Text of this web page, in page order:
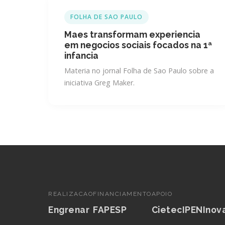
FOLHA DE SAO PAULO
Maes transformam experiencia
em negocios sociais focados na 1ª
infancia
Materia no jornal Folha de Sao Paulo sobre a
iniciativa Greg Maker.
REALIZACAO
Engrenar
FINANCIAMENTO
FAPESP
APOIO
CietecIPEN